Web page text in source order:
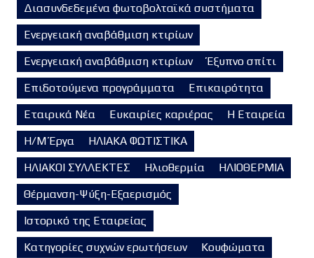
Διασυνδεδεμένα φωτοβολταϊκά συστήματα
Ενεργειακή αναβάθμιση κτιρίων
Ενεργειακή αναβάθμιση κτιρίων
Έξυπνο σπίτι
Επιδοτούμενα προγράμματα
Επικαιρότητα
Εταιρικά Νέα
Ευκαιρίες καριέρας
Η Εταιρεία
Η/Μ Έργα
ΗΛΙΑΚΑ ΦΩΤΙΣΤΙΚΑ
ΗΛΙΑΚΟΙ ΣΥΛΛΕΚΤΕΣ
Ηλιοθερμία
ΗΛΙΟΘΕΡΜΙΑ
Θέρμανση-Ψύξη-Εξαερισμός
Ιστορικό της Εταιρείας
Κατηγορίες συχνών ερωτήσεων
Κουφώματα